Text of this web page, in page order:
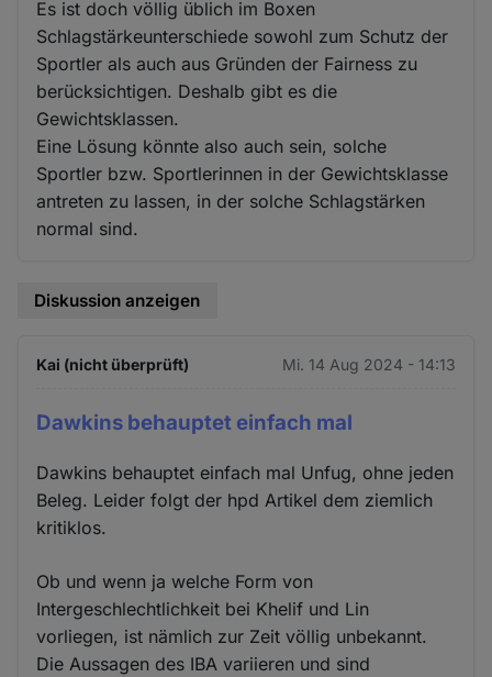
Es ist doch völlig üblich im Boxen
Schlagstärkeunterschiede sowohl zum Schutz der
Sportler als auch aus Gründen der Fairness zu
berücksichtigen. Deshalb gibt es die
Gewichtsklassen.
Eine Lösung könnte also auch sein, solche
Sportler bzw. Sportlerinnen in der Gewichtsklasse
antreten zu lassen, in der solche Schlagstärken
normal sind.
Diskussion anzeigen
Kai (nicht überprüft) Mi. 14 Aug 2024 - 14:13
Dawkins behauptet einfach mal
Dawkins behauptet einfach mal Unfug, ohne jeden
Beleg. Leider folgt der hpd Artikel dem ziemlich
kritiklos.
Ob und wenn ja welche Form von
Intergeschlechtlichkeit bei Khelif und Lin
vorliegen, ist nämlich zur Zeit völlig unbekannt.
Die Aussagen des IBA variieren und sind